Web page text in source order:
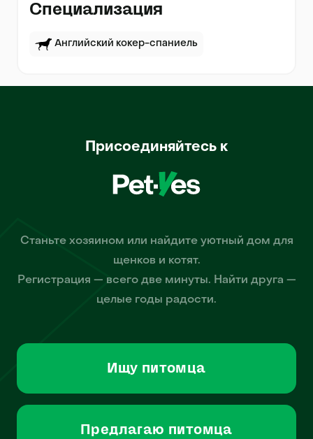
Специализация
Английский кокер-спаниель
Присоединяйтесь к
Станьте хозяином или найдите уютный дом для
щенков и котят.
Регистрация — всего две минуты. Найти друга —
целые годы радости.
Ищу питомца
Предлагаю питомца